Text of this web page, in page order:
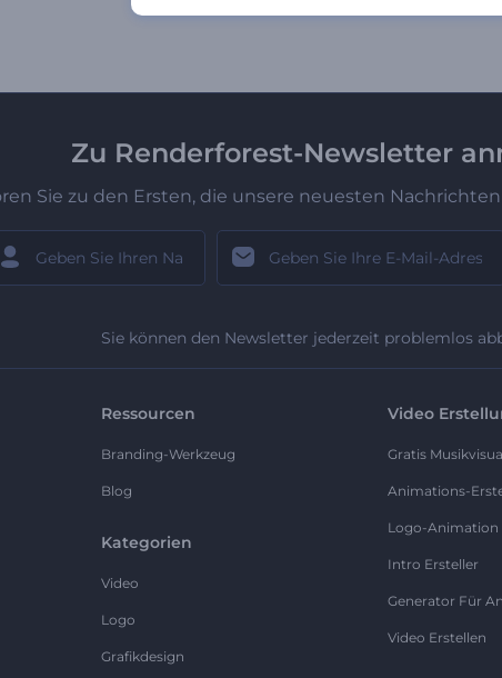
Zu Renderforest-Newsletter
Sie zu den Ersten, die unsere neuesten
Sie können den Newsletter jederzeit problemlos
Ressourcen
Branding-Werkzeug
Blog
Kategorien
Video
Logo
Grafikdesign
Video
Gratis
Animations-
Logo-Animation
Intro Ersteller
Generator Für
Video Erstellen